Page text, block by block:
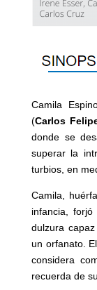
Camila
(Carlos
donde se
superar la
turbios, en
Camila,
infancia,
dulzura
un orfanato.
considera
recuerda de